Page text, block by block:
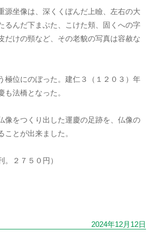
坐像は、深くくぼんだ上瞼、左右の大
るんだ下まぶた、こけた頬、固くへの字
だけの頸など、その老貌の写真は容赦な
極位にのぼった。建仁３（１２０３）年
も法橋となった。
像をつくり出した運慶の足跡を、仏像の
ことが出来ました。
。２７５０円）
2024年12月12日